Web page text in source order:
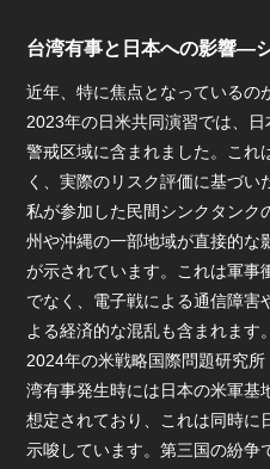
台湾有事と日本への影響—
近年、特に焦点となっているの
2023年の日米共同演習では、
警戒区域に含まれました。これ
く、実際のリスク評価に基づい
私が参加した民間シンクタンク
州や沖縄の一部地域が直接的な
が示されています。これは軍事
でなく、電子戦による通信障害
よる経済的な混乱も含まれます。
2024年の米戦略国際問題研究
湾有事発生時には日本の米軍基
想定されており、これは同時に
示唆しています。第三国の紛争